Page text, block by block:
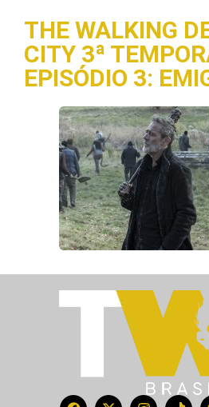
THE WALKING
CITY 3ª
EPISÓDIO 3: